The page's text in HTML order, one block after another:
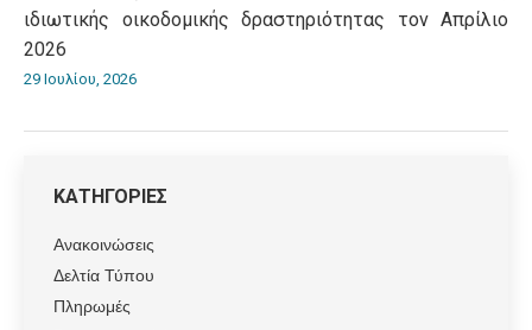
ιδιωτικής οικοδομικής δραστηριότητας τον Απρίλιο
2026
29 Ιουλίου, 2026
ΚΑΤΗΓΟΡΙΕΣ
Ανακοινώσεις
Δελτία Τύπου
Πληρωμές